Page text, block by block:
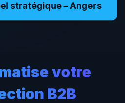
stratégique –Angers
votre
B2B